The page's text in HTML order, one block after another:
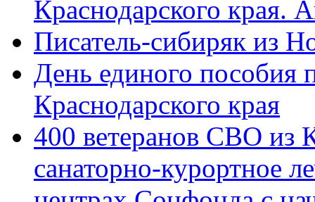
Краснодарского края.
Писатель-сибиряк из
День единого пособия
Краснодарского края
400 ветеранов СВО из
санаторно-курортное